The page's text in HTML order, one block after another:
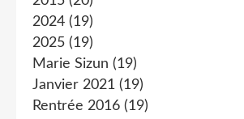
2024 (19)
2025 (19)
Marie Sizun (19)
Janvier 2021 (19)
Rentrée 2016 (19)